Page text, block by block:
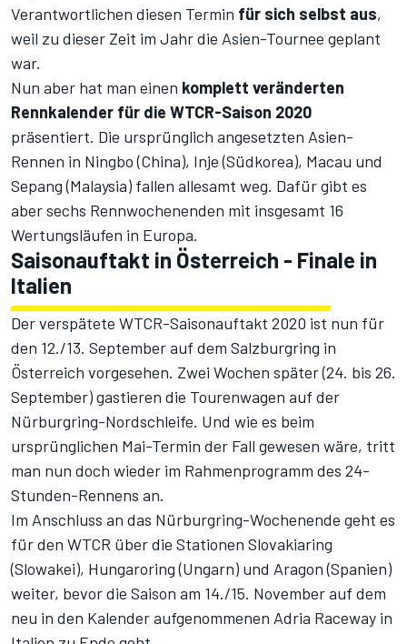
Verantwortlichen diesen Termin für sich selbst aus,
weil zu dieser Zeit im Jahr die Asien-Tournee geplant
war.
Nun aber hat man einen komplett veränderten
Rennkalender für die WTCR-Saison 2020
präsentiert. Die ursprünglich angesetzten Asien-
Rennen in Ningbo (China), Inje (Südkorea), Macau und
Sepang (Malaysia) fallen allesamt weg. Dafür gibt es
aber sechs Rennwochenenden mit insgesamt 16
Wertungsläufen in Europa.
Saisonauftakt in Österreich - Finale in
Italien
Der verspätete WTCR-Saisonauftakt 2020 ist nun für
den 12./13. September auf dem Salzburgring in
Österreich vorgesehen. Zwei Wochen später (24. bis 26.
September) gastieren die Tourenwagen auf der
Nürburgring-Nordschleife. Und wie es beim
ursprünglichen Mai-Termin der Fall gewesen wäre, tritt
man nun doch wieder im Rahmenprogramm des 24-
Stunden-Rennens an.
Im Anschluss an das Nürburgring-Wochenende geht es
für den WTCR über die Stationen Slovakiaring
(Slowakei), Hungaroring (Ungarn) und Aragon (Spanien)
weiter, bevor die Saison am 14./15. November auf dem
neu in den Kalender aufgenommenen Adria Raceway in